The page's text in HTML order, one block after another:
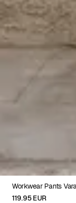
XS S
Workwear Pants
119.95 EUR